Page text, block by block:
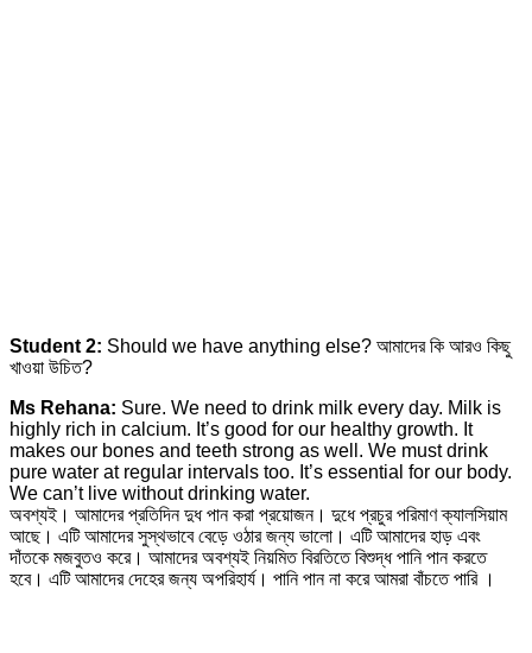
Student 2: Should we have anything else? আমাদের কি আরও কিছু
খাওয়া উচিত?
Ms Rehana: Sure. We need to drink milk every day. Milk is
highly rich in calcium. It’s good for our healthy growth. It
makes our bones and teeth strong as well. We must drink
pure water at regular intervals too. It’s essential for our body.
We can’t live without drinking water.
অবশ্যই। আমাদের প্রতিদিন দুধ পান করা প্রয়োজন। দুধে প্রচুর পরিমাণ ক্যালসিয়াম
আছে। এটি আমাদের সুস্থভাবে বেড়ে ওঠার জন্য ভালো। এটি আমাদের হাড় এবং
দাঁতকে মজবুতও করে। আমাদের অবশ্যই নিয়মিত বিরতিতে বিশুদ্ধ পানি পান করতে
হবে। এটি আমাদের দেহের জন্য অপরিহার্য। পানি পান না করে আমরা বাঁচতে পারি ।